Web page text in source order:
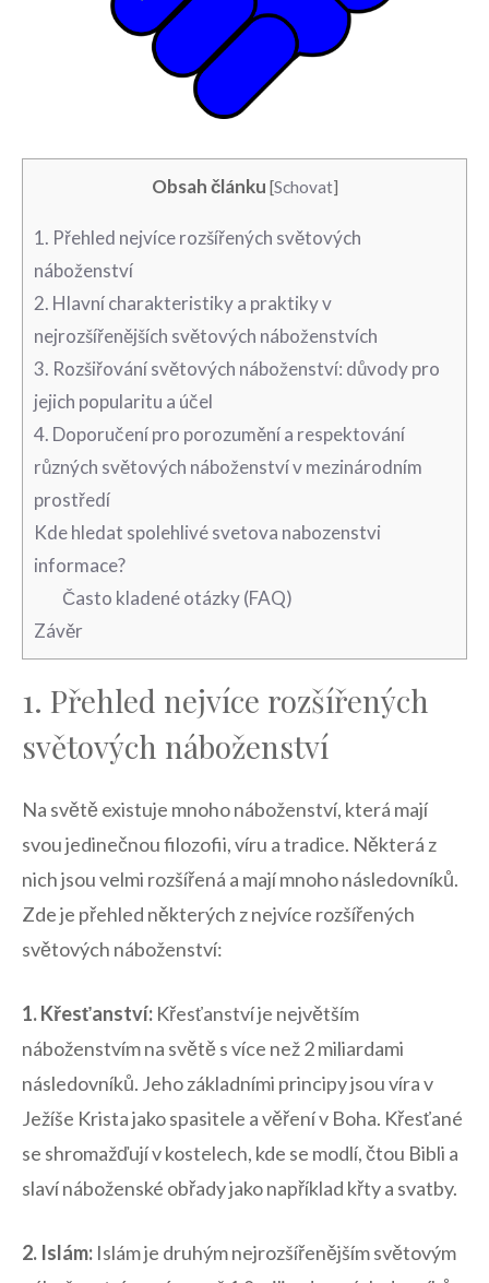
Obsah článku [Schovat]
1. Přehled nejvíce rozšířených světových
náboženství
2. Hlavní charakteristiky a‍ praktiky v
nejrozšířenějších⁢ světových‌ náboženstvích
3. Rozšiřování‌ světových náboženství: důvody pro
jejich popularitu a‌ účel
4. Doporučení pro porozumění a respektování
různých světových⁢ náboženství ‍v ⁣mezinárodním
prostředí
Kde hledat spolehlivé svetova nabozenstvi
informace?
Často kladené otázky (FAQ)
Závěr
1. Přehled nejvíce rozšířených
světových náboženství
Na světě existuje⁤ mnoho náboženství, která mají
svou ⁤jedinečnou filozofii, víru a tradice. Některá z
nich jsou velmi rozšířená a mají mnoho‍ následovníků.
Zde ‍je ‍přehled některých z nejvíce rozšířených
světových náboženství:
1. Křesťanství: Křesťanství je největším
náboženstvím ‍na světě s ⁤více⁣ než 2 miliardami
následovníků. Jeho základními principy jsou ‍víra v
Ježíše Krista jako spasitele a věření v⁤ Boha. Křesťané
se shromažďují v​ kostelech, kde se modlí, čtou ⁤Bibli a
slaví⁢ náboženské‌ obřady jako například⁢ křty​ a⁣ svatby.
2. ​Islám: Islám je druhým nejrozšířenějším světovým